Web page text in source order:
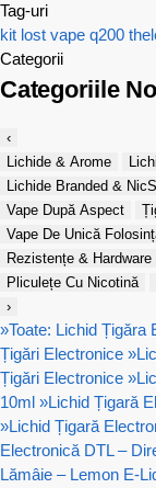
Tag-uri
kit lost vape q200
Categorii
Categoriile
‹
Lichide & Arome
Lichide Branded &
Vape După Aspect
Vape De Unică
Rezistențe & Hardware
Pliculețe Cu Nicotină
›
»Toate: Lichid Țigăra
Țigări Electronice »
Țigări Electronice »
10ml »Lichid Țigară
»Lichid Țigară
Electronică DTL –
Lămâie – Lemon E-